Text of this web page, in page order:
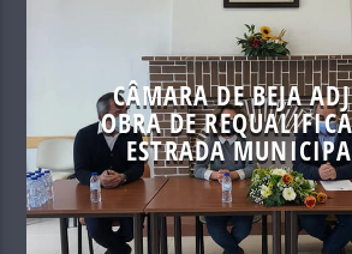
CÂMARA DE BEJA
OBRA DE
ESTRADA